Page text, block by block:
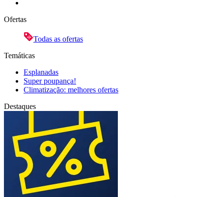
Ofertas
Todas as ofertas
Temáticas
Esplanadas
Super poupança!
Climatização: melhores ofertas
Destaques